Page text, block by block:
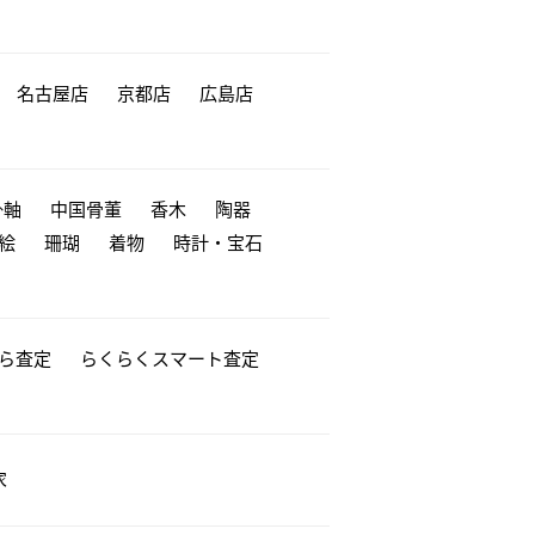
名古屋店 京都店 広島店
中国骨董 香木
陶器
珊瑚 着物 時計・宝石
査定 らくらくスマート査定